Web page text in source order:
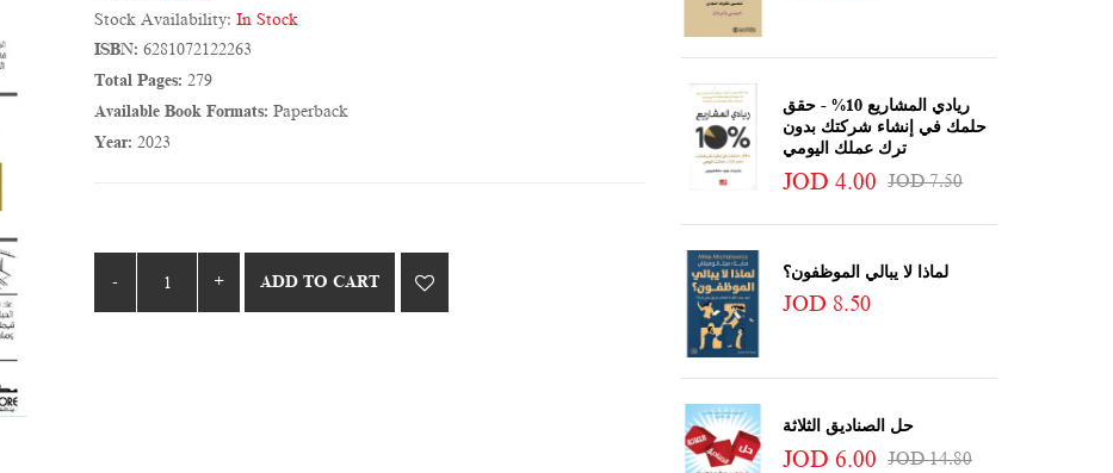
Stock Availability:In Stock
ISBN: 6281072122263
Total Pages: 279
Available Book Formats: Paperback
Year: 2023
ADD TO CART
ريادي المشاريع 10% - حقق
حلمك في إنشاء شركتك بدون
ترك عملك اليومي
JOD 4.00 JOD 7.50
لماذا لا يبالي الموظفون؟
JOD 8.50
حل الصناديق الثلاثة
JOD 6.00 JOD 14.80